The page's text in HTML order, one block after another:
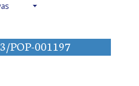
POP-001197